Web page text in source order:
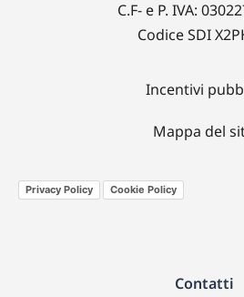
C.F- e P. IVA:
Codice SDI
Incentivi
Mappa del
Privacy Policy Cookie Policy
Contatti